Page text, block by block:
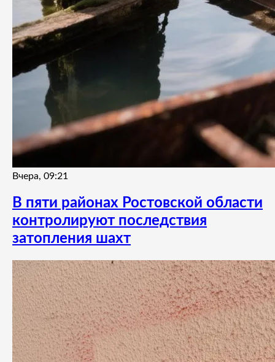
Вчера, 09:21
В пяти районах Ростовской области
контролируют последствия
затопления шахт